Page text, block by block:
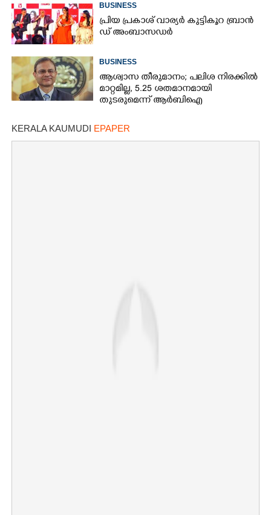
BUSINESS
പ്രി​യ​ ​പ്ര​കാ​ശ് ​വാ​ര്യർ കു​ട്ടി​കൂ​റ​ ​ ബ്രാ​ൻ​
ഡ് ​അം​ബാ​സ​ഡ​ർ
BUSINESS
ആശ്വാസ തീരുമാനം; പലിശ നിരക്കിൽ
മാറ്റമില്ല, 5.25 ശതമാനമായി
തുടരുമെന്ന് ആർബിഐ
KERALA KAUMUDI EPAPER